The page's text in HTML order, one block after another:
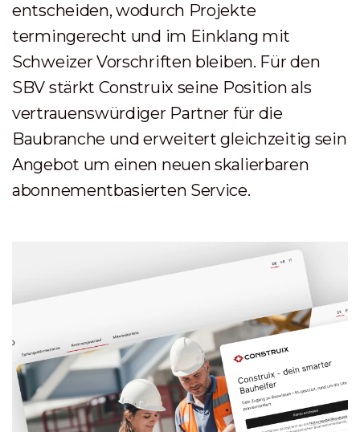
entscheiden, wodurch Projekte
termingerecht und im Einklang mit
Schweizer Vorschriften bleiben. Für den
SBV stärkt Construix seine Position als
vertrauenswürdiger Partner für die
Baubranche und erweitert gleichzeitig sein
Angebot um einen neuen skalierbaren
abonnementbasierten Service.